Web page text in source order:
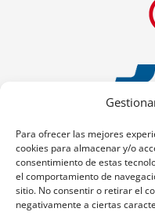
Para ofrecer las mejores
cookies para almacenar y/o
consentimiento de estas
el comportamiento de
sitio. No consentir o retirar el
negativamente a ciertas